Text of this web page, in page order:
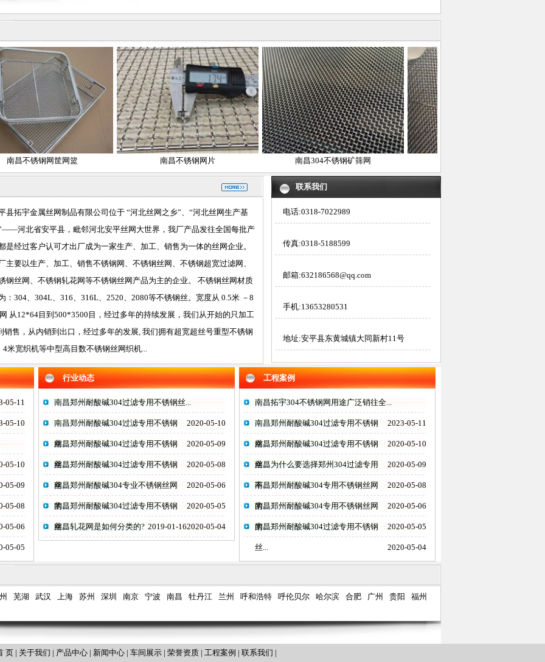
锈钢网筐网篮 南昌不锈钢网片 南昌304不锈钢矿筛网
县拓宇金属丝网制品有限公司位于 “河北丝网之乡”、“河北丝网生产基
河北省安平县，毗邻河北安平丝网大世界，我厂产品发往全国每批产
是经过客户认可才出厂成为一家生产、加工、销售为一体的丝网企业。
主要以生产、加工、销售不锈钢网、不锈钢丝网、不锈钢超宽过滤网、
钢丝网、不锈钢轧花网等不锈钢丝网产品为主的企业。 不锈钢丝网材质
：304、304L、316、316L、2520、2080等不锈钢丝。宽度从 0.5米 －8
从12*64目到500*3500目，经过多年的持续发展，我们从开始的只加工
售，从内销到出口，经过多年的发展, 我们拥有超宽超丝号重型不锈钢
米宽织机等中型高目数不锈钢丝网织机...
联系我们
电话:0318-7022989
传真:0318-5188599
邮箱:632186568@qq.com
手机:13653280531
地址:安平县东黄城镇大同新村11号
05-11
05-10
05-10
05-09
05-08
05-06
05-05
行业动态
南昌郑州耐酸碱304过滤专用不锈钢丝...
2020-05-10
南昌郑州耐酸碱304过滤专用不锈钢
丝... 2020-05-09
南昌郑州耐酸碱304过滤专用不锈钢
丝... 2020-05-08
南昌郑州耐酸碱304过滤专用不锈钢
丝... 2020-05-06
南昌郑州耐酸碱304专业不锈钢丝网
的... 2020-05-05
南昌郑州耐酸碱304过滤专用不锈钢
丝... 2020-05-04
南昌轧花网是如何分类的? 2019-01-16
工程案例
南昌拓宇304不锈钢网用途广泛销往全...
2023-05-11
南昌郑州耐酸碱304过滤专用不锈钢
丝... 2020-05-10
南昌郑州耐酸碱304过滤专用不锈钢
丝... 2020-05-09
南昌为什么要选择郑州304过滤专用
不... 2020-05-08
南昌郑州耐酸碱304专用不锈钢丝网
的... 2020-05-06
南昌郑州耐酸碱304专用不锈钢丝网
的... 2020-05-05
南昌郑州耐酸碱304过滤专用不锈钢
丝... 2020-05-04
芜湖 武汉 上海 苏州 深圳 南京 宁波 南昌 牡丹江 兰州 呼和浩特 呼伦贝尔 哈尔滨 合肥 广州 贵阳 福州
页 | 关于我们 | 产品中心 | 新闻中心 | 车间展示 | 荣誉资质 | 工程案例 | 联系我们 |